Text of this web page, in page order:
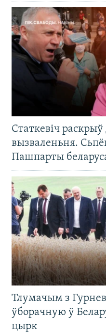
Статкевіч раскрыў
вызваленьня.
Пашпарты
Тлумачым з
ўборачную ў
цырк